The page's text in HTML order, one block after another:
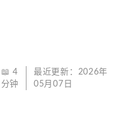
📖 4
分钟
最近更新： 2026年
05月07日